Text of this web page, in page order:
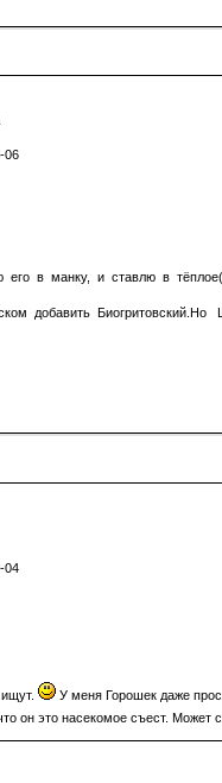
06
в манку, и ставлю в
добавить
04
У меня Горошек даже
он это насекомое съест. Может